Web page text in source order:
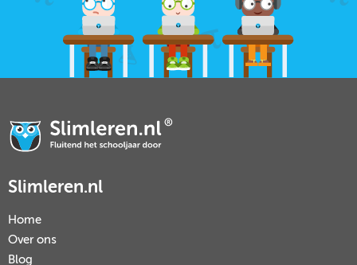
Slimleren.nl
Home
Over ons
Blog